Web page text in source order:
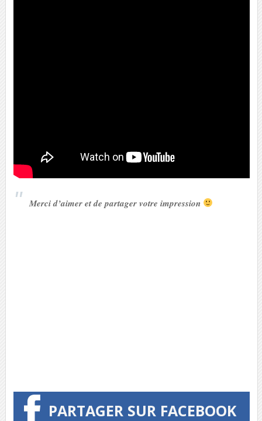
Merci d’aimer et de partager votre impression
PARTAGER SUR FACEBOOK